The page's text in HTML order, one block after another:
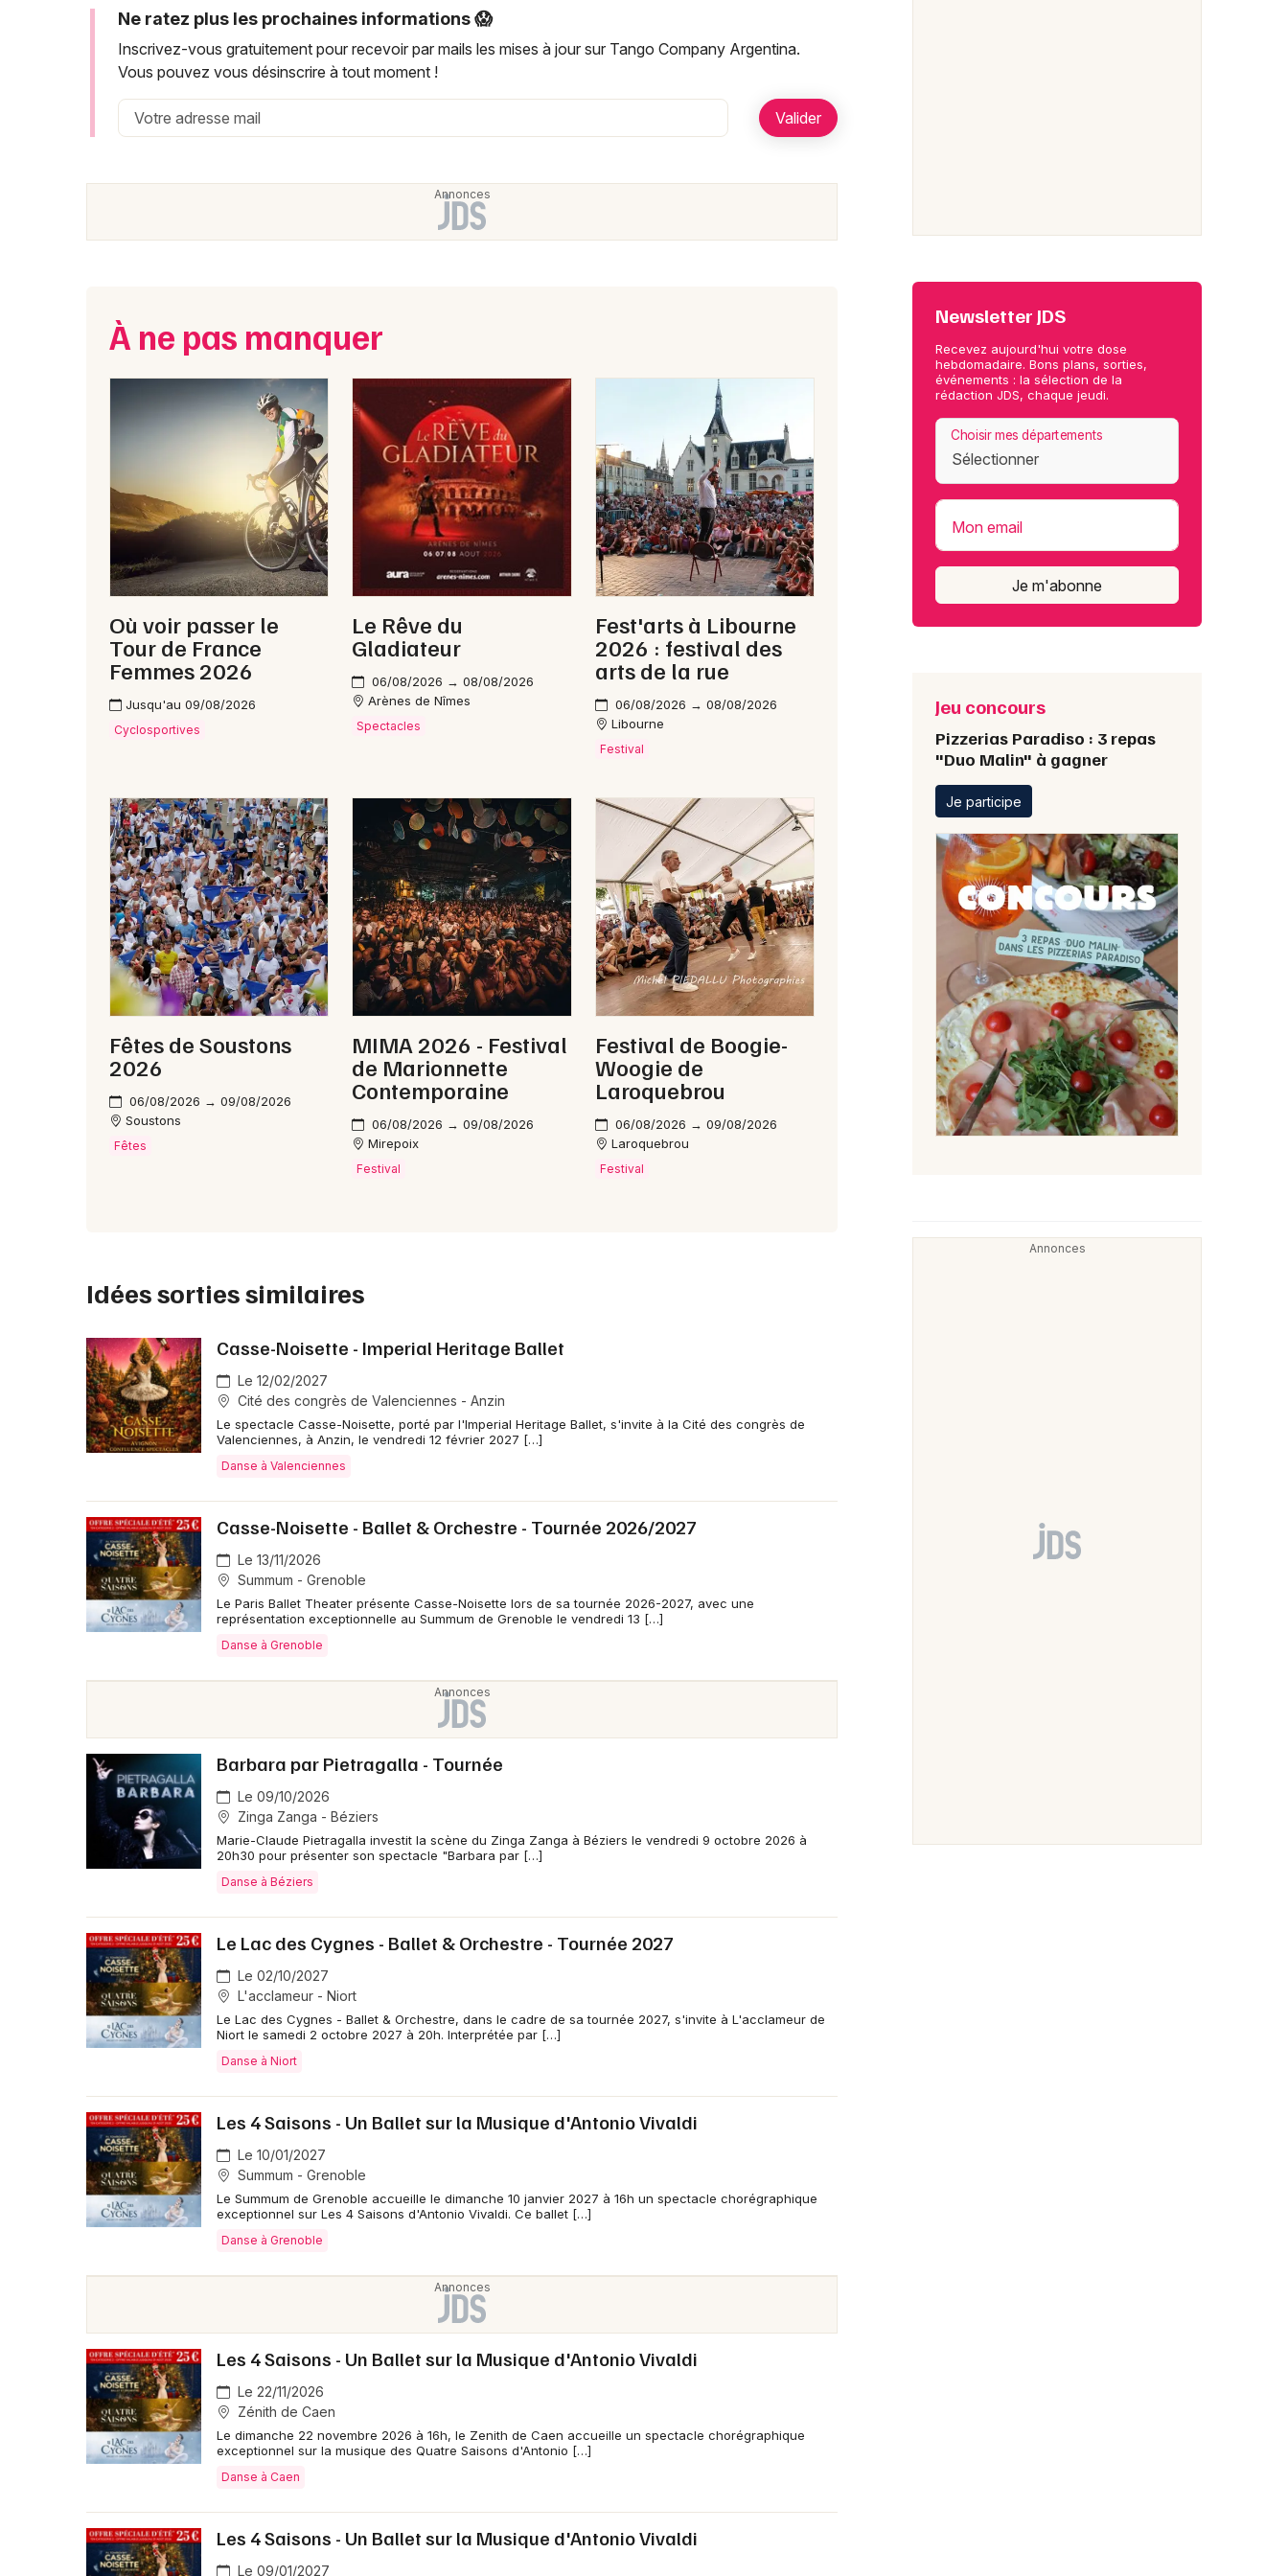
Actualités
Magazine
Mon email
Je m'abonne
Ne ratez plus les prochaines informations 😱
Inscrivez-vous gratuitement pour recevoir par mails les mises à jour sur Tango Company Argentina.
Vous pouvez vous désinscrire à tout moment !
À ne pas manquer
Où voir passer le
Tour de France
Femmes 2026
Jusqu'au 09/08/2026
Cyclosportives
Le Rêve du
Gladiateur
06/08/2026 → 08/08/2026
Arènes de Nîmes
Spectacles
Fest'arts à Libourne
2026 : festival des
arts de la rue
06/08/2026 → 08/08/2026
Libourne
Festival
Fêtes de Soustons
2026
06/08/2026 → 09/08/2026
Soustons
Fêtes
MIMA 2026 - Festival
de Marionnette
Contemporaine
06/08/2026 → 09/08/2026
Mirepoix
Festival
Festival de Boogie-
Woogie de
Laroquebrou
06/08/2026 → 09/08/2026
Laroquebrou
Festival
Idées sorties similaires
Casse-Noisette - Imperial Heritage Ballet
Le 12/02/2027
Cité des congrès de Valenciennes - Anzin
Le spectacle Casse-Noisette, porté par l'Imperial Heritage Ballet, s'invite à la Cité des congrès de
Valenciennes, à Anzin, le vendredi 12 février 2027 […]
Danse à Valenciennes
Casse-Noisette - Ballet & Orchestre - Tournée 2026/2027
Le 13/11/2026
Summum - Grenoble
Le Paris Ballet Theater présente Casse-Noisette lors de sa tournée 2026-2027, avec une
représentation exceptionnelle au Summum de Grenoble le vendredi 13 […]
Danse à Grenoble
Barbara par Pietragalla - Tournée
Le 09/10/2026
Zinga Zanga - Béziers
Marie-Claude Pietragalla investit la scène du Zinga Zanga à Béziers le vendredi 9 octobre 2026 à
20h30 pour présenter son spectacle "Barbara par […]
Danse à Béziers
Le Lac des Cygnes - Ballet & Orchestre - Tournée 2027
Le 02/10/2027
L'acclameur - Niort
Le Lac des Cygnes - Ballet & Orchestre, dans le cadre de sa tournée 2027, s'invite à L'acclameur de
Niort le samedi 2 octobre 2027 à 20h. Interprétée par […]
Danse à Niort
Les 4 Saisons - Un Ballet sur la Musique d'Antonio Vivaldi
Le 10/01/2027
Summum - Grenoble
Le Summum de Grenoble accueille le dimanche 10 janvier 2027 à 16h un spectacle chorégraphique
exceptionnel sur Les 4 Saisons d'Antonio Vivaldi. Ce ballet […]
Danse à Grenoble
Les 4 Saisons - Un Ballet sur la Musique d'Antonio Vivaldi
Le 22/11/2026
Zénith de Caen
Le dimanche 22 novembre 2026 à 16h, le Zenith de Caen accueille un spectacle chorégraphique
exceptionnel sur la musique des Quatre Saisons d'Antonio […]
Danse à Caen
Les 4 Saisons - Un Ballet sur la Musique d'Antonio Vivaldi
Le 09/01/2027
Newsletter JDS
Recevez aujourd'hui votre dose
hebdomadaire. Bons plans, sorties,
événements : la sélection de la
rédaction JDS, chaque jeudi.
Choisir mes départements
Mon email
Je m'abonne
Jeu concours
Pizzerias Paradiso : 3 repas
"Duo Malin" à gagner
Je participe